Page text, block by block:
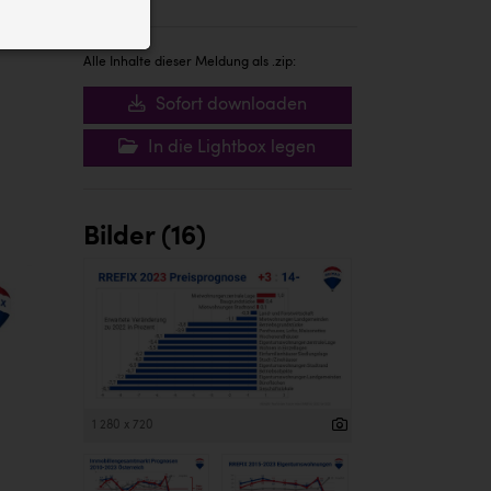
Alle Inhalte dieser Meldung als .zip:
Sofort downloaden
In die Lightbox legen
Bilder (16)
1 280 x 720
Website